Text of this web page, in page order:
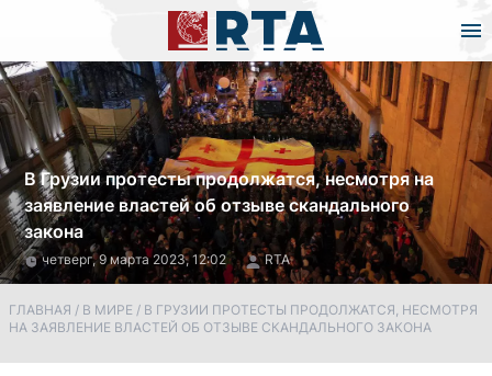
В Грузии протесты продолжатся, несмотря на
заявление властей об отзыве скандального
закона
четверг, 9 марта 2023, 12:02 RTA
ГЛАВНАЯ / В МИРЕ / В ГРУЗИИ ПРОТЕСТЫ ПРОДОЛЖАТСЯ, НЕСМОТРЯ
НА ЗАЯВЛЕНИЕ ВЛАСТЕЙ ОБ ОТЗЫВЕ СКАНДАЛЬНОГО ЗАКОНА